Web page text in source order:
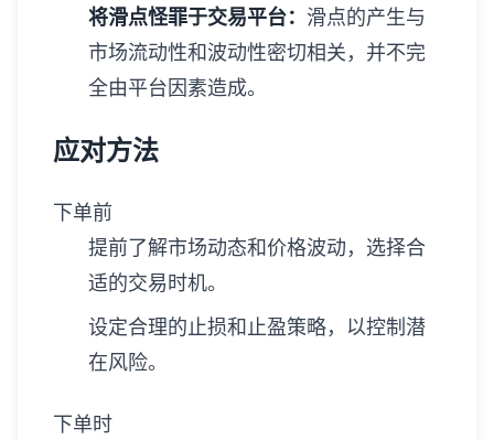
将滑点怪罪于交易平台： 滑点的产生与
市场流动性和波动性密切相关，并不完
全由平台因素造成。
应对方法
下单前
提前了解市场动态和价格波动，选择合
适的交易时机。
设定合理的止损和止盈策略，以控制潜
在风险。
下单时